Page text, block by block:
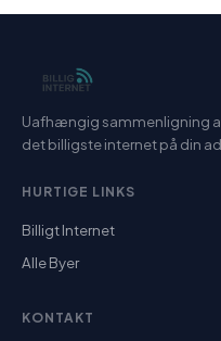
Uafhængig sammenligning
det billigste internet på din
HURTIGE LINKS
Billigt Internet
Alle Byer
KONTAKT